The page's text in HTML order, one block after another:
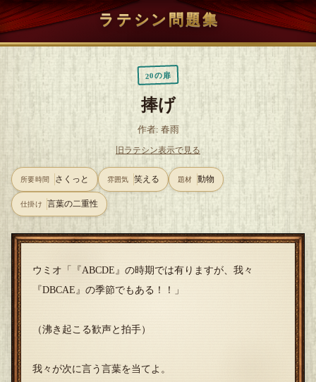
ラテシン問題集
20の扉
捧げ
作者: 春雨
旧ラテシン表示で見る
所要時間 さくっと 雰囲気 笑える 題材 動物
仕掛け 言葉の二重性
ウミオ「『ABCDE』の時期では有りますが、我々
『DBCAE』の季節でもある！！」
（沸き起こる歓声と拍手）
我々が次に言う言葉を当てよ。